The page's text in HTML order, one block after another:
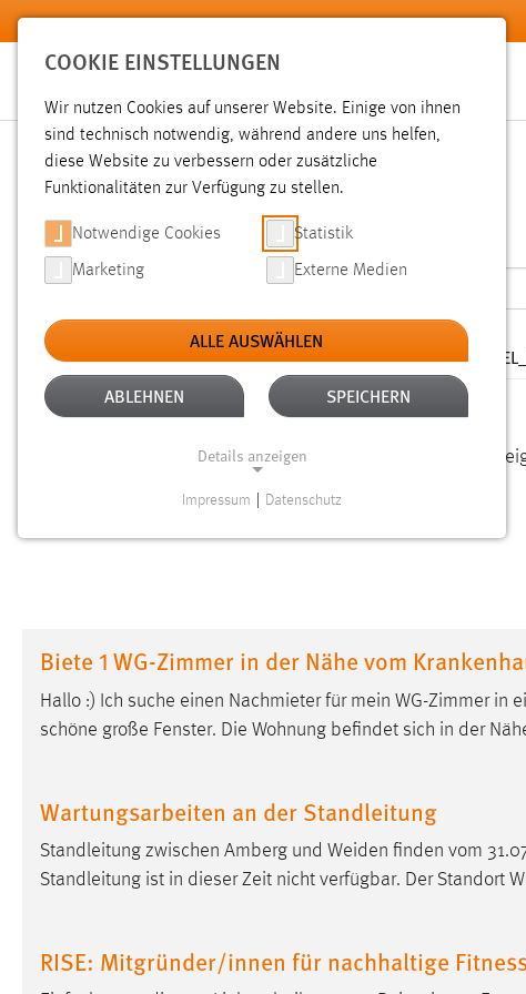
Zum Hauptinhalt springen
SUCHE
Aktive Filter: TYP:
ALLE FILTER ENTFERNEN
Gesucht nach "weide".Es wurden 21 Ergebnisse gefunden.
Biete 1 WG-Zimmer in der Nähe vom
Hallo :) Ich suche einen Nachmieter für mein WG-Zimmer in
schöne große Fenster. Die Wohnung befindet sich in der
Wartungsarbeiten an der Standleitung
Standleitung zwischen Amberg und Weiden finden vom
Standleitung ist in dieser Zeit nicht verfügbar. Der Standort
RISE: Mitgründer/innen für nachhaltige
COOKIE EINSTELLUNGEN
Wir nutzen Cookies auf unserer Website. Einige von ihnen
sind technisch notwendig, während andere uns helfen,
diese Website zu verbessern oder zusätzliche
Funktionalitäten zur Verfügung zu stellen.
Notwendige Cookies Statistik
Marketing Externe Medien
ALLE AUSWÄHLEN
ABLEHNEN SPEICHERN
Details anzeigen
Einverständnis
Name: cookie_consent
Cookie Laufzeit:
Zweck: Für performante Seitenauslieferung wird
Impressum Datenschutz